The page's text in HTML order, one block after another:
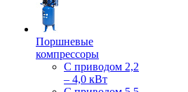
Поршневые
компрессоры
С приводом 2,2
– 4,0 кВт